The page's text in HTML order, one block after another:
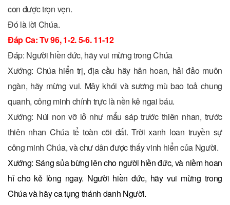
con được trọn vẹn.
Ðó là lời Chúa.
Ðáp Ca: Tv 96, 1-2. 5-6. 11-12
Ðáp: Người hiền đức, hãy vui mừng trong Chúa
Xướng: Chúa hiển trị, địa cầu hãy hân hoan, hải đảo muôn
ngàn, hãy mừng vui. Mây khói và sương mù bao toả chung
quanh, công minh chính trực là nền kê ngai báu.
Xướng: Núi non vỡ lở như mẩu sáp trước thiên nhan, trước
thiên nhan Chúa tể toàn cõi đất. Trời xanh loan truyền sự
công minh Chúa, và chư dân được thấy vinh hiển của Người.
Xướng: Sáng sủa bừng lên cho người hiền đức, và niềm hoan
hỉ cho kẻ lòng ngay. Người hiền đức, hãy vui mừng trong
Chúa và hãy ca tụng thánh danh Người.